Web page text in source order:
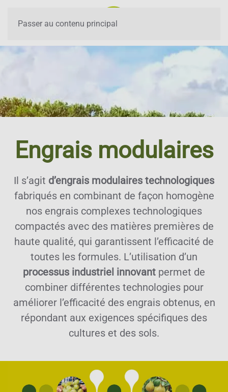
Passer au contenu principal
Engrais modulaires
Il s’agit d’engrais modulaires technologiques
fabriqués en combinant de façon homogène
nos engrais complexes technologiques
compactés avec des matières premières de
haute qualité, qui garantissent l’efficacité de
toutes les formules. L’utilisation d’un
processus industriel innovant permet de
combiner différentes technologies pour
améliorer l’efficacité des engrais obtenus, en
répondant aux exigences spécifiques des
cultures et des sols.